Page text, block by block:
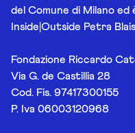
del Comune di Milano
Inside|Outside Petra
Fondazione Riccardo
Via G. de Castillia 28
Cod. Fis. 97417300155
P. Iva 06003120968